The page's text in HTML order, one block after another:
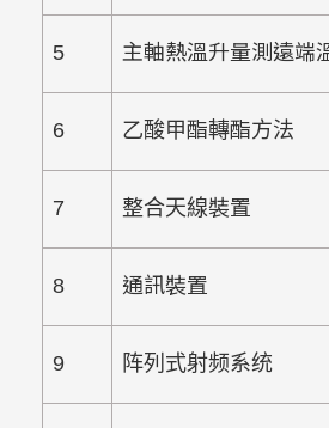
5 主軸熱溫升量測遠端
6 乙酸甲酯轉酯方法
7 整合天線裝置
8 通訊裝置
9 阵列式射频系统